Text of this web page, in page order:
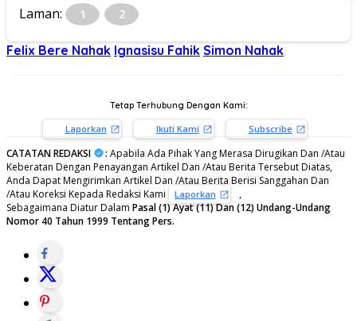
Laman: 1 2
Felix Bere Nahak Ignasisu Fahik Simon Nahak
Tetap Terhubung Dengan Kami:
Laporkan Ikuti Kami Subscribe
CATATAN REDAKSI : Apabila Ada Pihak Yang Merasa Dirugikan Dan /Atau
Keberatan Dengan Penayangan Artikel Dan /Atau Berita Tersebut Diatas,
Anda Dapat Mengirimkan Artikel Dan /Atau Berita Berisi Sanggahan Dan
/Atau Koreksi Kepada Redaksi Kami
Laporkan
,
Sebagaimana Diatur Dalam Pasal (1) Ayat (11) Dan (12) Undang-Undang
Nomor 40 Tahun 1999 Tentang Pers.